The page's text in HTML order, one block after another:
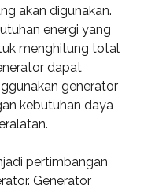
akan digunakan.
energi yang
menghitung total
dapat
generator
kebutuhan daya
pertimbangan
Generator